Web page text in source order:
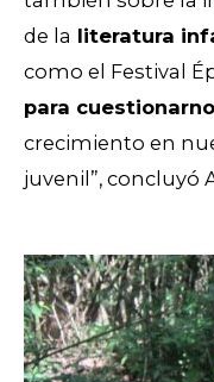
de la literatura
como el Festival
para
crecimiento en
juvenil”, concluyó